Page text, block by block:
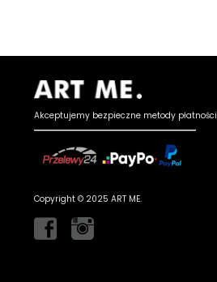
Akceptujemy bezpieczne metody płatności
Copyright © 2025 ART ME.